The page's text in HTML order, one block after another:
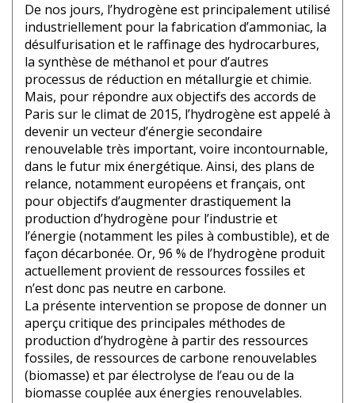
De nos jours, l’hydrogène est principalement utilisé
industriellement pour la fabrication d’ammoniac, la
désulfurisation et le raffinage des hydrocarbures,
la synthèse de méthanol et pour d’autres
processus de réduction en métallurgie et chimie.
Mais, pour répondre aux objectifs des accords de
Paris sur le climat de 2015, l’hydrogène est appelé à
devenir un vecteur d’énergie secondaire
renouvelable très important, voire incontournable,
dans le futur mix énergétique. Ainsi, des plans de
relance, notamment européens et français, ont
pour objectifs d’augmenter drastiquement la
production d’hydrogène pour l’industrie et
l’énergie (notamment les piles à combustible), et de
façon décarbonée. Or, 96 % de l’hydrogène produit
actuellement provient de ressources fossiles et
n’est donc pas neutre en carbone.
La présente intervention se propose de donner un
aperçu critique des principales méthodes de
production d’hydrogène à partir des ressources
fossiles, de ressources de carbone renouvelables
(biomasse) et par électrolyse de l’eau ou de la
biomasse couplée aux énergies renouvelables.